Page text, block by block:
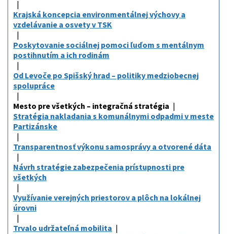
Krajská koncepcia environmentálnej výchovy a
vzdelávanie a osvety v TSK
Poskytovanie sociálnej pomoci ľuďom s mentálnym
postihnutím a ich rodinám
Od Levoče po Spišský hrad – politiky medziobecnej
spolupráce
Mesto pre všetkých – integračná stratégia
Stratégia nakladania s komunálnymi odpadmi v meste
Partizánske
Transparentnosť výkonu samosprávy a otvorené dáta
Návrh stratégie zabezpečenia prístupnosti pre
všetkých
Využívanie verejných priestorov a plôch na lokálnej
úrovni
Trvalo udržateľná mobilita